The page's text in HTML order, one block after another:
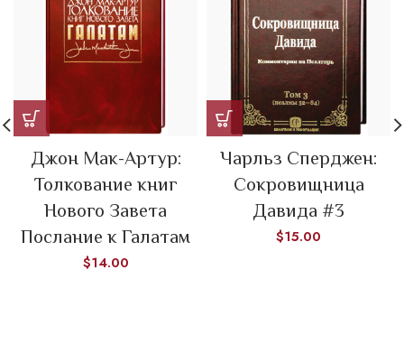
Джон Мак-Артур:
Толкование книг
Нового Завета
Послание к Галатам
$14.00
Чарльз Сперджен:
Сокровищница
Давида #3
$15.00